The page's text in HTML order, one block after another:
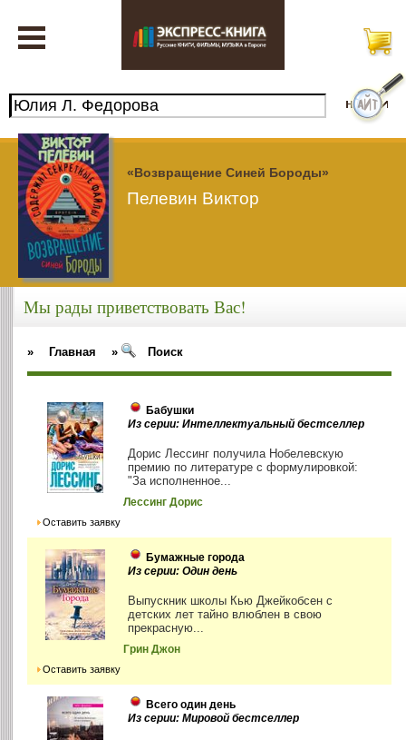
«Возвращение Синей Бороды»
Пелевин Виктор
Мы рады приветствовать Вас!
» Главная » Поиск
Бабушки
Из серии: Интеллектуальный бестселлер
Дорис Лессинг получила Нобелевскую
премию по литературе с формулировкой:
"За исполненное...
Лессинг Дорис
Оставить заявку
Бумажные города
Из серии: Один день
Выпускник школы Кью Джейкобсен с
детских лет тайно влюблен в свою
прекрасную...
Грин Джон
Оставить заявку
Всего один день
Из серии: Мировой бестселлер